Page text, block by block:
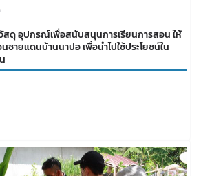
สดุ อุปกรณ์เพื่อสนับสนุนการเรียนการสอน ให้
นชายแดนบ้านนาปอ เพื่อนำไปใช้ประโยชน์ใน